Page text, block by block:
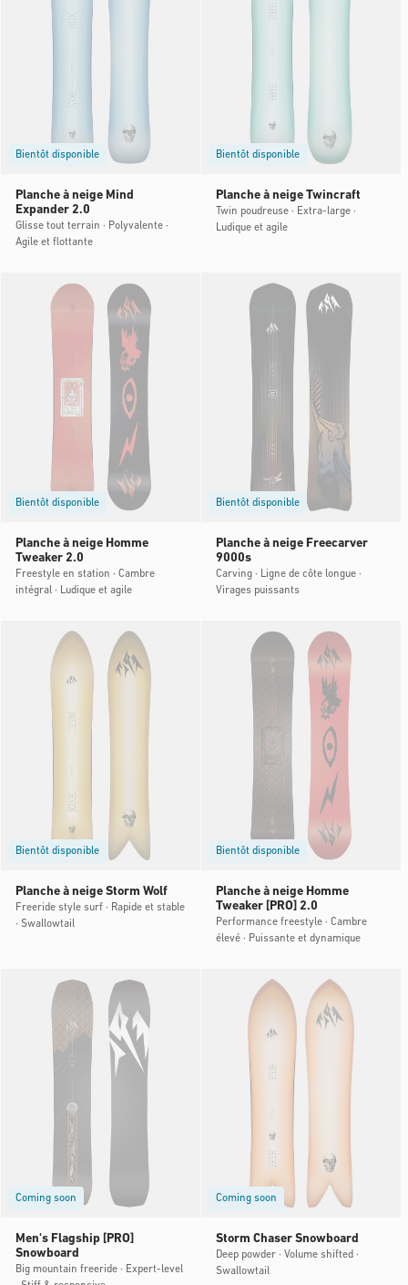
Bientôt disponible
Planche à neige Mind
Expander 2.0
Glisse tout terrain · Polyvalente ·
Agile et flottante
Bientôt disponible
Planche à neige Twincraft
Twin poudreuse · Extra-large ·
Ludique et agile
Bientôt disponible
Planche à neige Homme
Tweaker 2.0
Freestyle en station · Cambre
intégral · Ludique et agile
Bientôt disponible
Planche à neige Freecarver
9000s
Carving · Ligne de côte longue ·
Virages puissants
Bientôt disponible
Planche à neige Storm Wolf
Freeride style surf · Rapide et stable
· Swallowtail
Bientôt disponible
Planche à neige Homme
Tweaker [PRO] 2.0
Performance freestyle · Cambre
élevé · Puissante et dynamique
Coming soon
Men's Flagship [PRO]
Snowboard
Big mountain freeride · Expert-level
Coming soon
Storm Chaser Snowboard
Deep powder · Volume shifted ·
Swallowtail